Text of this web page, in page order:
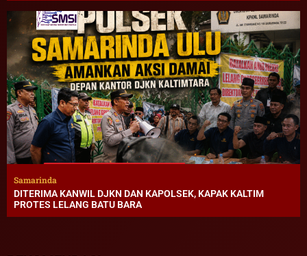
Samarinda
DITERIMA KANWIL DJKN DAN KAPOLSEK, KAPAK KALTIM
PROTES LELANG BATU BARA